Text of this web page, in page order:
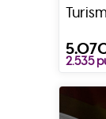
2.535